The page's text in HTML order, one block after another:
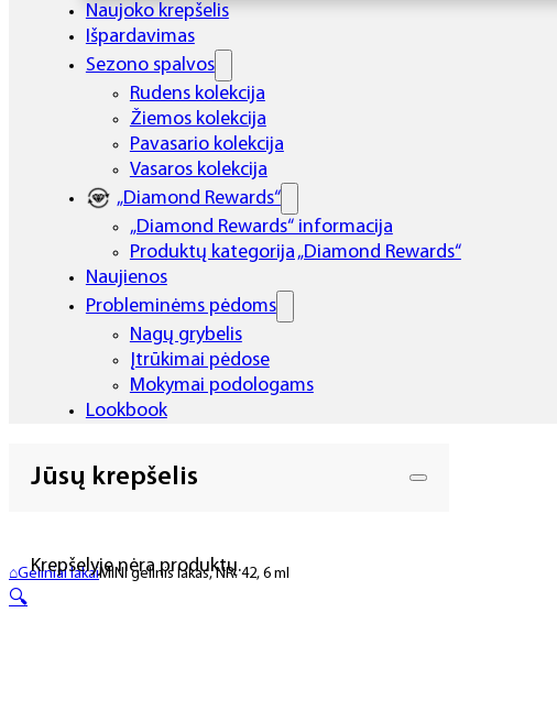
Elektros prietaisai
Higiena
Atributika
Rinkiniai
Naujoko krepšelis
Išpardavimas
Sezono spalvos
Rudens kolekcija
Žiemos kolekcija
Pavasario kolekcija
Vasaros kolekcija
„Diamond Rewards“
„Diamond Rewards“ informacija
Produktų kategorija „Diamond Rewards“
Naujienos
Probleminėms pėdoms
Nagų grybelis
Įtrūkimai pėdose
Mokymai podologams
Lookbook
Jūsų krepšelis
Krepšelyje nėra produktų.
⌂Geliniai lakaiMINI gelinis lakas, NR. 42, 6 ml
🔍